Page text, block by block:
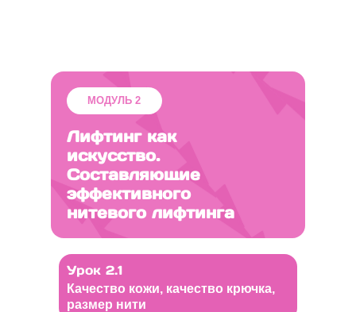
Лифтинг как
искусство.
Составляющие
эффективного
нитевого лифтинга
МОДУЛЬ 2
Урок 2.1
Качество кожи, качество крючка,
размер нити